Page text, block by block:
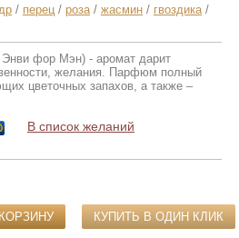
/ перец / роза/ жасмин / гвоздика/
Энви фор Мэн) - аромат дарит
желания. Парфюм полный
цветочных запахов, а также –
В список желаний
КУПИТЬ В ОДИН КЛИК